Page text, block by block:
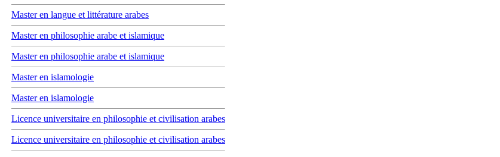
Master en langue et littérature arabes
Master en philosophie arabe et islamique
Master en philosophie arabe et islamique
Master en islamologie
Master en islamologie
Licence universitaire en philosophie et civilisation arabes
Licence universitaire en philosophie et civilisation arabes